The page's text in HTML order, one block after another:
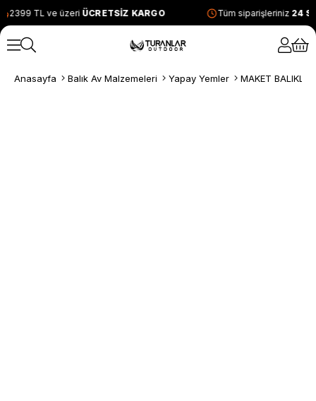
2399 TL ve üzeriÜCRETSİZ KARGO Tüm siparişleriniz24
Anasayfa Balık Av Malzemeleri Yapay Yemler MAKET BALIKLAR